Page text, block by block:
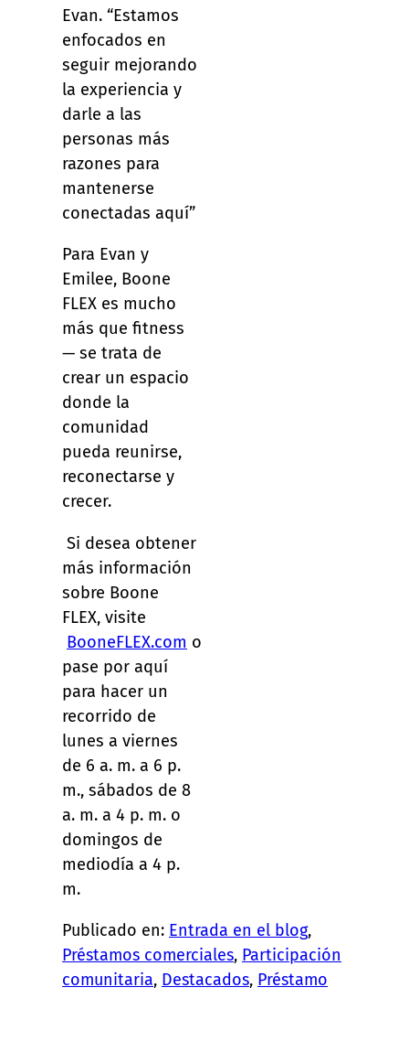
Evan. “Estamos
enfocados en
seguir mejorando
la experiencia y
darle a las
personas más
razones para
mantenerse
conectadas aquí”
Para Evan y
Emilee, Boone
FLEX es mucho
más que fitness
— se trata de
crear un espacio
donde la
comunidad
pueda reunirse,
reconectarse y
crecer.
Si desea obtener
más información
sobre Boone
FLEX, visite
BooneFLEX.com o
pase por aquí
para hacer un
recorrido de
lunes a viernes
de 6 a. m. a 6 p.
m., sábados de 8
a. m. a 4 p. m. o
domingos de
mediodía a 4 p.
m.
Publicado en: Entrada en el blog
Préstamos comerciales, Participación
comunitaria, Destacados, Préstamo